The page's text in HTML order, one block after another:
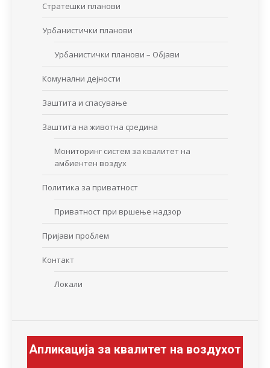
Стратешки планови
Урбанистички планови
Урбанистички планови – Објави
Комунални дејности
Заштита и спасување
Заштита на животна средина
Мониторинг систем за квалитет на
амбиентен воздух
Политика за приватност
Приватност при вршење надзор
Пријави проблем
Контакт
Локали
Апликација за квалитет на воздухот